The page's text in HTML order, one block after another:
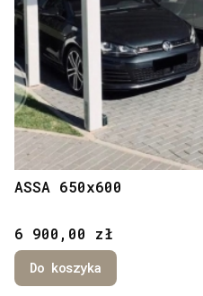
ASSA 650x600
Cena
6 900,00 zł
Do koszyka